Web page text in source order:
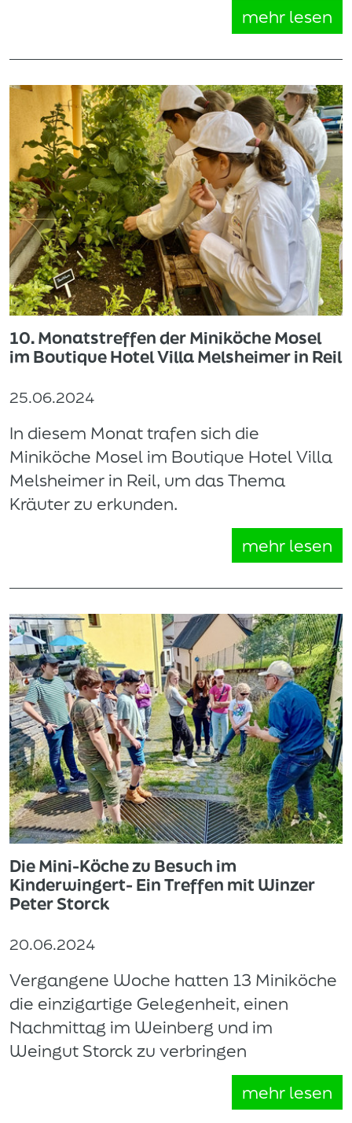
mehr lesen
10. Monatstreffen der Miniköche Mosel
im Boutique Hotel Villa Melsheimer in Reil
25.06.2024
In diesem Monat trafen sich die
Miniköche Mosel im Boutique Hotel Villa
Melsheimer in Reil, um das Thema
Kräuter zu erkunden.
mehr lesen
Die Mini-Köche zu Besuch im
Kinderwingert- Ein Treffen mit Winzer
Peter Storck
20.06.2024
Vergangene Woche hatten 13 Miniköche
die einzigartige Gelegenheit, einen
Nachmittag im Weinberg und im
Weingut Storck zu verbringen
mehr lesen